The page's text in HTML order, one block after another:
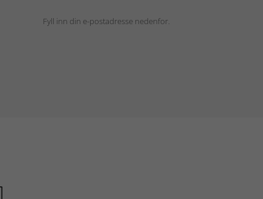
Fyll inn din e-postadresse nedenfor.